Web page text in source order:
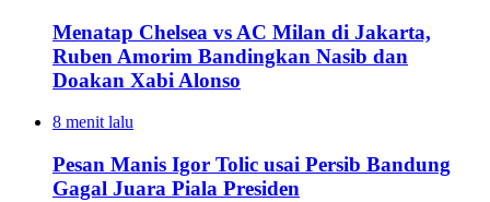
Menatap Chelsea vs AC Milan di Jakarta,
Ruben Amorim Bandingkan Nasib dan
Doakan Xabi Alonso
8 menit lalu
Pesan Manis Igor Tolic usai Persib Bandung
Gagal Juara Piala Presiden